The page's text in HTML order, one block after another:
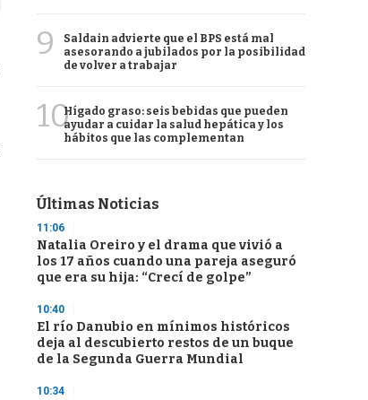
9
Saldain advierte que el BPS está mal
asesorando a jubilados por la posibilidad
de volver a trabajar
10Hígado graso: seis bebidas que pueden
ayudar a cuidar la salud hepática y los
hábitos que las complementan
Últimas Noticias
11:06
Natalia Oreiro y el drama que vivió a
los 17 años cuando una pareja aseguró
que era su hija: “Crecí de golpe”
10:40
El río Danubio en mínimos históricos
deja al descubierto restos de un buque
de la Segunda Guerra Mundial
10:34